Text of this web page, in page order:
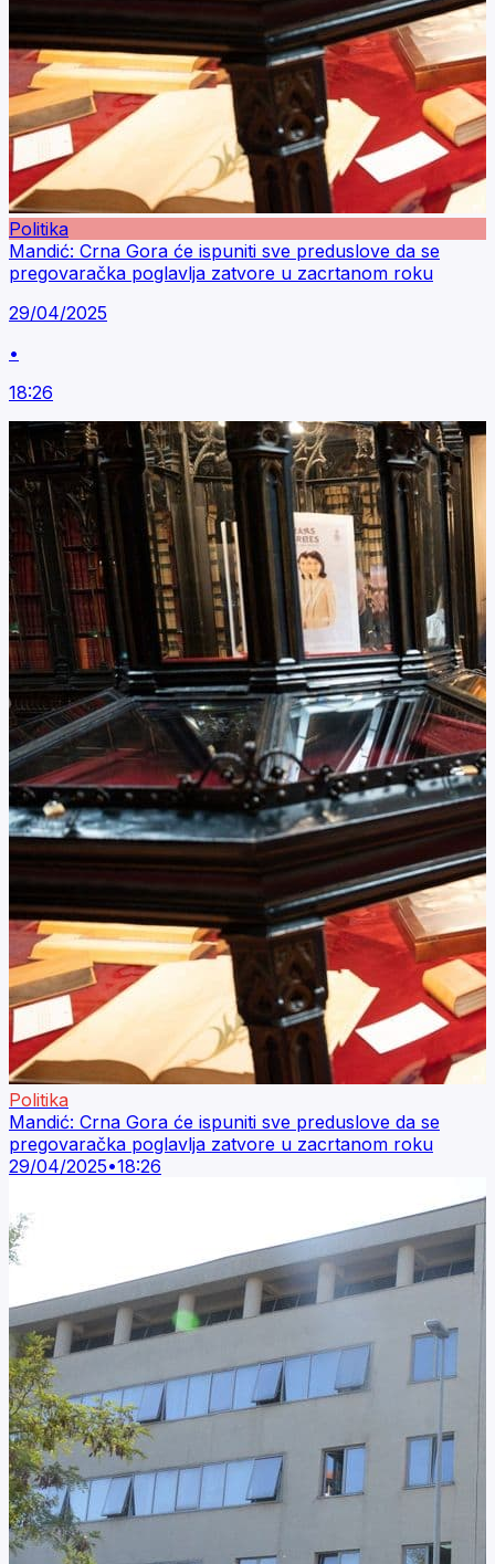
Politika
Mandić: Crna Gora će ispuniti sve preduslove da se
pregovaračka poglavlja zatvore u zacrtanom roku
29/04/2025
•
18:26
Politika
Mandić: Crna Gora će ispuniti sve preduslove da se
pregovaračka poglavlja zatvore u zacrtanom roku
29/04/2025•18:26